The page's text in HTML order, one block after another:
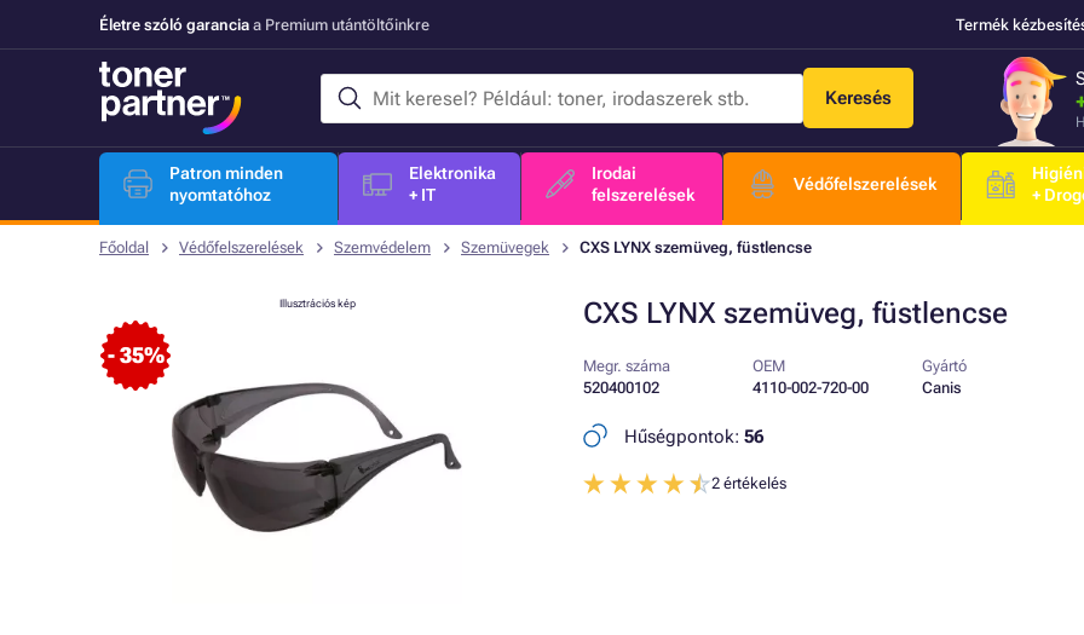
Életre szóló garancia a Premium utántöltőinkre Termék
Keresés
Patron minden
nyomtatóhoz
Elektronika
+ IT
Irodai
felszerelések
Védőfelszerelések
+
Főoldal Védőfelszerelések Szemvédelem Szemüvegek CXS LYNX szemüveg, füstlencse
CXS LYNX szemüveg, füstlencse
- 35%
Illusztrációs kép
Megr. száma
520400102
OEM
4110-002-720-00
Gyártó
Canis
Hűségpontok: 56
2 értékelés